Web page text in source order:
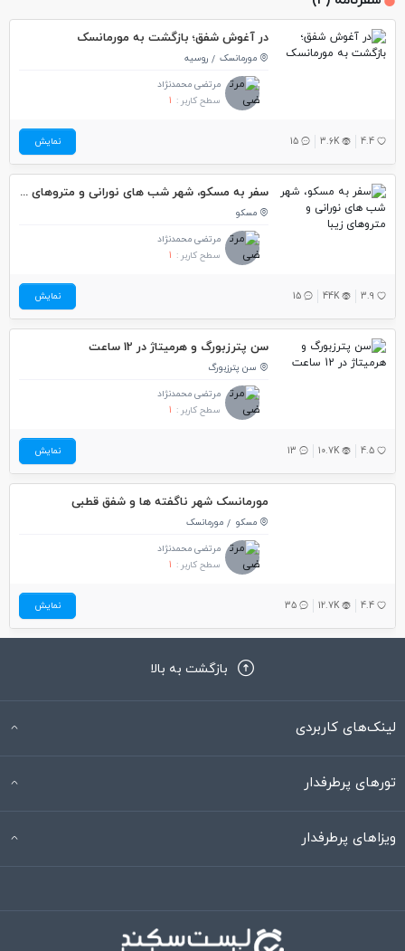
در آغوش شفق؛ بازگشت به مورمانسک
مورمانسک
روسیه
مرتضی محمدنژاد
سطح کاربر : 1
4.4
3.6K
15 نمایش
سفر به مسکو، شهر شب های نورانی و متروهای زیبا
مسکو
مرتضی محمدنژاد
سطح کاربر : 1
3.9
44K
15 نمایش
سن پترزبورگ و هرمیتاژ در 12 ساعت
سن پترزبورگ
مرتضی محمدنژاد
سطح کاربر : 1
4.5
10.7K
13 نمایش
مورمانسک شهر ناگفته ها و شفق قطبی
مسکو
مورمانسک
مرتضی محمدنژاد
سطح کاربر : 1
4.4
12.7K
35 نمایش
بازگشت به بالا
لینک‌های کاربردی
تورهای پرطرفدار
ویزاهای پرطرفدار